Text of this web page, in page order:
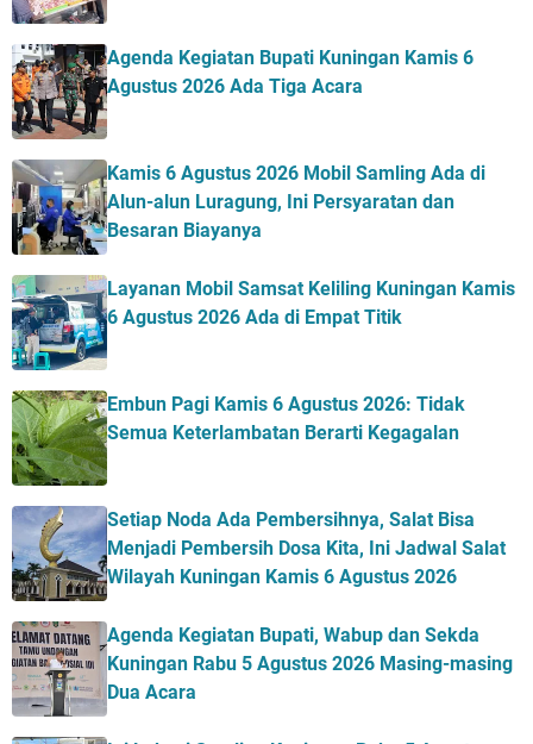
Agenda Kegiatan Bupati Kuningan Kamis 6
Agustus 2026 Ada Tiga Acara
Kamis 6 Agustus 2026 Mobil Samling Ada di
Alun-alun Luragung, Ini Persyaratan dan
Besaran Biayanya
Layanan Mobil Samsat Keliling Kuningan Kamis
6 Agustus 2026 Ada di Empat Titik
Embun Pagi Kamis 6 Agustus 2026: Tidak
Semua Keterlambatan Berarti Kegagalan
Setiap Noda Ada Pembersihnya, Salat Bisa
Menjadi Pembersih Dosa Kita, Ini Jadwal Salat
Wilayah Kuningan Kamis 6 Agustus 2026
Agenda Kegiatan Bupati, Wabup dan Sekda
Kuningan Rabu 5 Agustus 2026 Masing-masing
Dua Acara